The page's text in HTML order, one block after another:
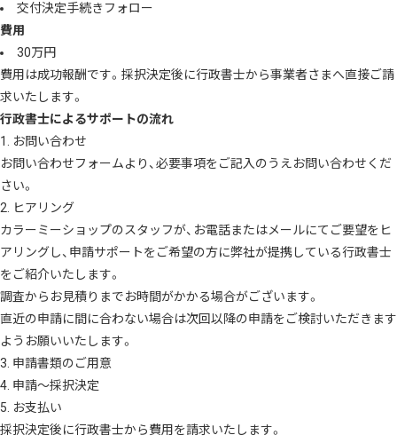
交付決定手続きフォロー
費用
30万円
費用は成功報酬です。採択決定後に行政書士から事業者さまへ直接ご請
求いたします。
行政書士によるサポートの流れ
1. お問い合わせ
お問い合わせフォームより、必要事項をご記入のうえお問い合わせくだ
さい。
2. ヒアリング
カラーミーショップのスタッフが、お電話またはメールにてご要望をヒ
アリングし、申請サポートをご希望の方に弊社が提携している行政書士
をご紹介いたします。
調査からお見積りまでお時間がかかる場合がございます。
直近の申請に間に合わない場合は次回以降の申請をご検討いただきます
ようお願いいたします。
3. 申請書類のご用意
4. 申請〜採択決定
5. お支払い
採択決定後に行政書士から費用を請求いたします。